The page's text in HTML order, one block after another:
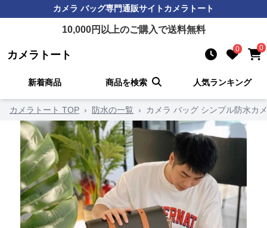
カメラ バッグ専門通販サイトカメラトート
10,000円以上のご購入で送料無料
カメラトート 0 0
新着商品 商品を検索 人気ランキング
カメラトート TOP › 防水の一覧 › カメラ バッグ シンプル防水カ